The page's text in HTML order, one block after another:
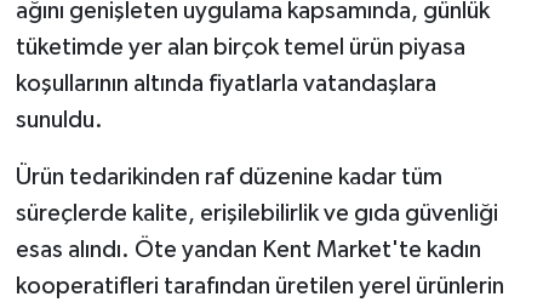
ağını genişleten uygulama kapsamında, günlük
tüketimde yer alan birçok temel ürün piyasa
koşullarının altında fiyatlarla vatandaşlara
sunuldu.
Ürün tedarikinden raf düzenine kadar tüm
süreçlerde kalite, erişilebilirlik ve gıda güvenliği
esas alındı. Öte yandan Kent Market'te kadın
kooperatifleri tarafından üretilen yerel ürünlerin